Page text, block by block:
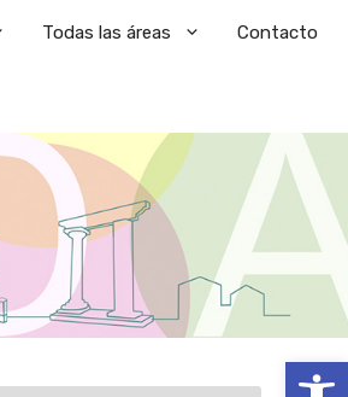
Abrir
Todas las áreas Contacto